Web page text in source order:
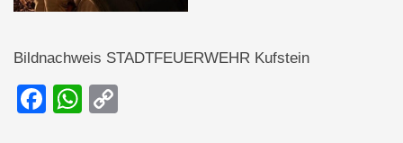
Bildnachweis STADTFEUERWEHR Kufstein
F
W